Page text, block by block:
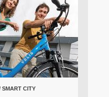
SMART CITY